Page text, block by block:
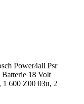
Power4all Psr
18 Volt
1 600 Z00 03u, 2